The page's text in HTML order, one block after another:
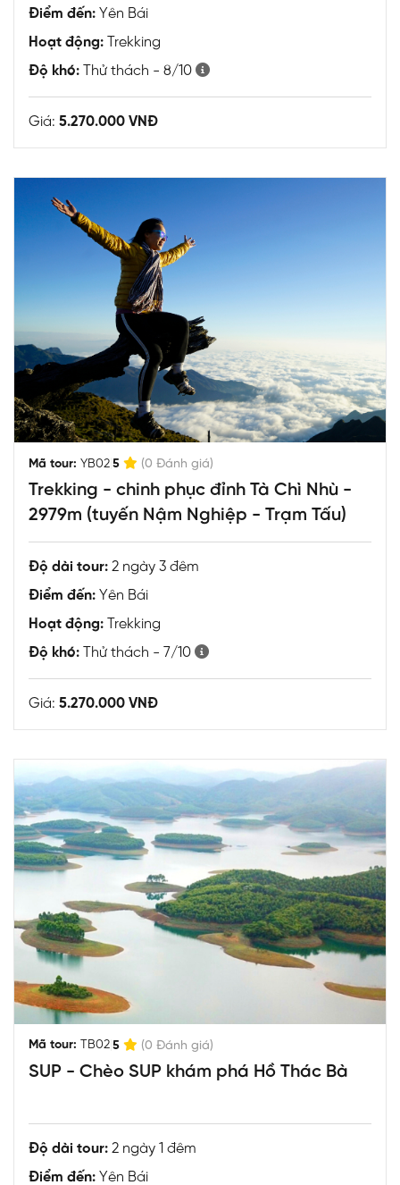
Điểm đến: Yên Bái
Hoạt động: Trekking
Độ khó:
Thử thách - 8/10
Giá: 5.270.000 VNĐ
Mã tour: YB02 5 (0 Đánh giá)
Trekking - chinh phục đỉnh Tà Chì Nhù -
2979m (tuyến Nậm Nghiệp - Trạm Tấu)
Độ dài tour: 2 ngày 3 đêm
Điểm đến: Yên Bái
Hoạt động: Trekking
Độ khó:
Thử thách - 7/10
Giá: 5.270.000 VNĐ
Mã tour: TB02 5 (0 Đánh giá)
SUP - Chèo SUP khám phá Hồ Thác Bà
Độ dài tour: 2 ngày 1 đêm
Điểm đến: Yên Bái